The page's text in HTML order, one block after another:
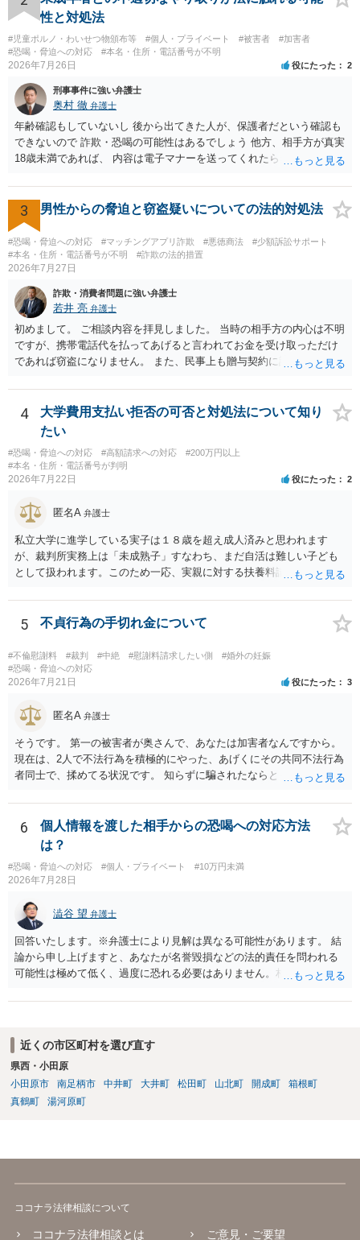
性と対処法
#児童ポルノ・わいせつ物頒布等 #個人・プライベート #被害者
#加害者
#恐喝・脅迫への対応
#本名・住所・電話番号が不明
2026年7月26日 役にたった 2
刑事事件に強い弁護士
奥村 徹 弁護士
年齢確認もしていないし 後から出てきた人が、保護者だという確認も
できないので 詐欺・恐喝の可能性はあるでしょう 他方、相手方が真実
18歳未満であれば、 内容は電子マナーを送ってくれたら自慰行為など
画の尺は10分ほど、服を着たままで胸を触って欲しい、などの要望を
して、要求された金額(1000円程度)の電子マネーを送信してしまいま
した。 そこから、撮影するまで暇なので顔の雰囲気の写真を交換して
欲しい、住んでいる都道府県と区を教えてと言われたので教えたりと
言ったやり取りをしていました。 というやりとりは、青少年条例違反
（わいせつ行為）の疑いがあります。18歳未満と知らなくても処罰可
能です。
3 男性からの脅迫と窃盗疑いについての法的対処法
#恐喝・脅迫への対応 #マッチングアプリ詐欺 #悪徳商法
#少額訴訟サポート
#本名・住所・電話番号が不明
#詐欺の法的措置
2026年7月27日
詐欺・消費者問題に強い弁護士
若井 亮 弁護士
初めまして。 ご相談内容を拝見しました。 当時の相手方の内心は不明
ですが、携帯電話代を払ってあげると言われてお金を受け取っただけ
であれば窃盗になりません。 また、民事上も贈与契約に該当すると思
ず、可能であればブロックをするようにしてください。 ご不安であれ
ば、最寄りの警察署に相談をしても良いかもしれません。 以上、ご参
考になれば幸いです。
4
大学費用支払い拒否の可否と対処法について知り
たい
#恐喝・脅迫への対応 #高額請求への対応
#200万円以上
#本名・住所・電話番号が判明
2026年7月22日 役にたった 2
匿名A 弁護士
私立大学に進学している実子は１８歳を超え成人済みと思われます
が、裁判所実務上は「未成熟子」すなわち、まだ自活は難しい子ども
として扱われます。このため一応、実親に対する扶養料請求として法
者宛に養育費を支払っており、当該養育費は実子の進学費用の趣旨も
一部含まれています。また、私立大学進学について貴殿が了解したわ
けではないという事情も存在します。 こうした場合には、支払を拒ん
だとしても学費の請求が裁判所によって強制される可能性は低いとい
えます。 以上整理したとおり、貴殿の事情を説明し支払えないと実子
に伝えるのが良い対処法と思います。
5 不貞行為の手切れ金について
#不倫慰謝料 #裁判 #中絶 #慰謝料請求したい側
#婚外の妊娠
#恐喝・脅迫への対応
2026年7月21日 役にたった 3
匿名A 弁護士
そうです。 第一の被害者が奥さんで、あなたは加害者なんですから。
現在は、2人で不法行為を積極的にやった、あげくにその共同不法行為
者同士で、揉めてる状況です。 知らずに騙されたならともか
というだけですから。
6
個人情報を渡した相手からの恐喝への対応方法
は？
#恐喝・脅迫への対応 #個人・プライベート #10万円未満
2026年7月28日
澁谷 望 弁護士
回答いたします。※弁護士により見解は異なる可能性があります。 結
論から申し上げますと、あなたが名誉毀損などの法的責任を問われる
可能性は極めて低く、過度に恐れる必要はありません。相手の行為こ
は警察の介入を恐れて逃げた可能性が高いと考えられます。 今後の具
取りで「詐欺か」と聞いただけで名誉毀損は成立しません） ・マイナ
ンバー総合フリーダイヤルへ連絡し、カードの一時停止と再発行手続
きを行う ・万が一に備え、会社には「個人情報を悪用されたトラブル
に巻き込まれた」と事前伝えておく すでに警察へ相談済みとのことで
すので、今後別のアカウントから連絡が来ても一切応じず、警察へ追
近くの市区町村を選び直す
県西・小田原
小田原市
南足柄市 中井町 大井町 松田町 山北町 開成町
箱根町
真鶴町
湯河原町
ココナラ法律相談について
ココナラ法律相談とは ご意見・ご要望